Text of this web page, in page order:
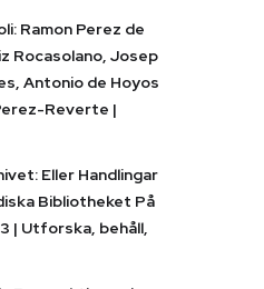
Ramon Perez de
Rocasolano, Josep
Antonio de Hoyos
Reverte |
Eller Handlingar
Bibliotheket På
| Utforska, behåll,